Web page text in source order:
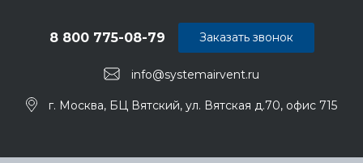
info@systemairvent.ru
8 800 775-08-79
г. Москва, БЦ Вятский, ул. Вятская д.70, офис 715
Заказать звонок